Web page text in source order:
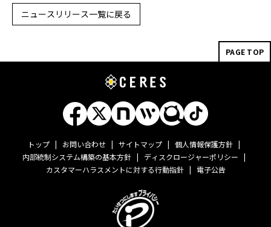
ニュースリリース一覧に戻る
PAGE TOP
トップ お問い合わせ サイトマップ
個人情報保護方針
内部統制システム構築の基本方針
ディスクロージャーポリシー
カスタマーハラスメントに対する行動指針
電子公告